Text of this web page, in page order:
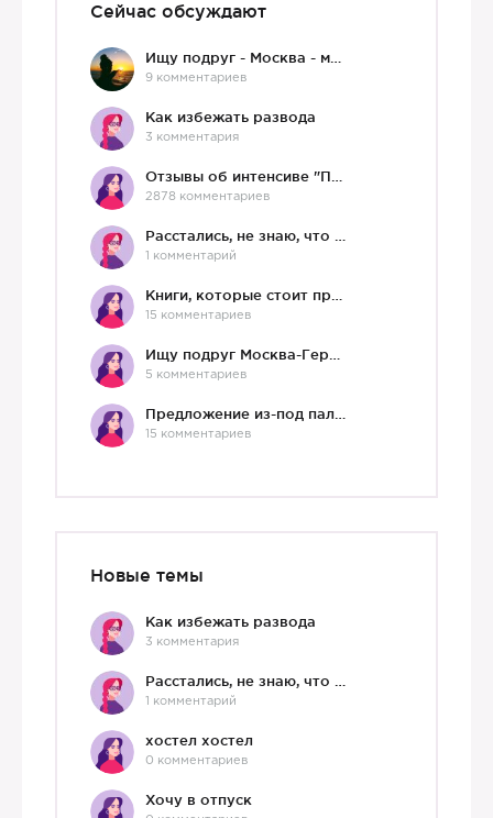
Сейчас обсуждают
9 комментариев
Как избежать развода
3 комментария
2878 комментариев
1 комментарий
15 комментариев
5 комментариев
15 комментариев
Новые темы
Как избежать развода
3 комментария
1 комментарий
хостел хостел
0 комментариев
Хочу в отпуск